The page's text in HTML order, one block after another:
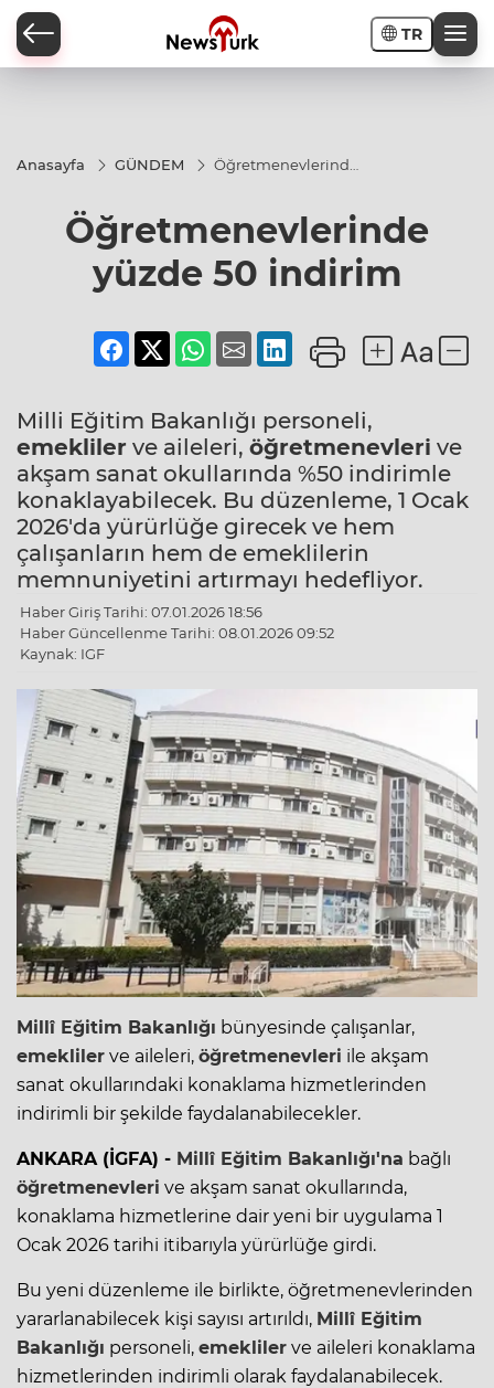
TR
Anasayfa GÜNDEM
Öğretmenevlerinde
Öğretmenevlerinde
yüzde 50 indirim
Milli Eğitim Bakanlığı personeli,
emekliler ve aileleri, öğretmenevleri ve
akşam sanat okullarında %50 indirimle
konaklayabilecek. Bu düzenleme, 1 Ocak
2026'da yürürlüğe girecek ve hem
çalışanların hem de emeklilerin
memnuniyetini artırmayı hedefliyor.
Haber Giriş Tarihi: 07.01.2026 18:56
Haber Güncellenme Tarihi: 08.01.2026 09:52
Kaynak: IGF
Millî Eğitim Bakanlığı bünyesinde çalışanlar,
emekliler ve aileleri, öğretmenevleri ile akşam
sanat okullarındaki konaklama hizmetlerinden
indirimli bir şekilde faydalanabilecekler.
ANKARA (İGFA) - Millî Eğitim Bakanlığı'na bağlı
öğretmenevleri ve akşam sanat okullarında,
konaklama hizmetlerine dair yeni bir uygulama 1
Ocak 2026 tarihi itibarıyla yürürlüğe girdi.
Bu yeni düzenleme ile birlikte, öğretmenevlerinden
yararlanabilecek kişi sayısı artırıldı, Millî Eğitim
Bakanlığı personeli, emekliler ve aileleri konaklama
hizmetlerinden indirimli olarak faydalanabilecek.